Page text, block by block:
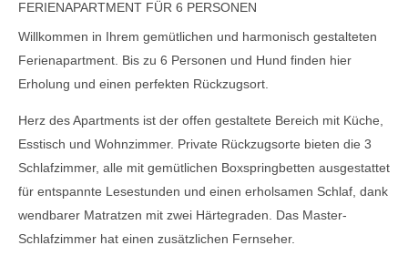
FERIENAPARTMENT FÜR 6 PERSONEN
Willkommen in Ihrem gemütlichen und harmonisch gestalteten
Ferienapartment. Bis zu 6 Personen und Hund finden hier
Erholung und einen perfekten Rückzugsort.
Herz des Apartments ist der offen gestaltete Bereich mit Küche,
Esstisch und Wohnzimmer. Private Rückzugsorte bieten die 3
Schlafzimmer, alle mit gemütlichen Boxspringbetten ausgestattet
für entspannte Lesestunden und einen erholsamen Schlaf, dank
wendbarer Matratzen mit zwei Härtegraden. Das Master-
Schlafzimmer hat einen zusätzlichen Fernseher.